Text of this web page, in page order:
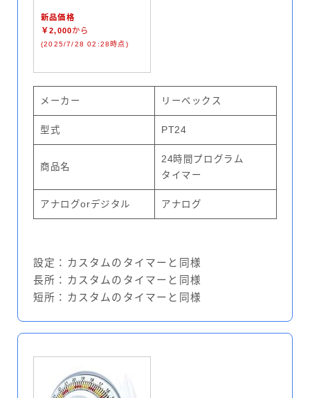
新品価格
￥2,000から
(2025/7/28 02:28時点)
メーカー リーベックス
型式 PT24
商品名
24時間プログラム
タイマー
アナログorデジタル アナログ
設定：カスタムのタイマーと同様
長所：カスタムのタイマーと同様
短所：カスタムのタイマーと同様